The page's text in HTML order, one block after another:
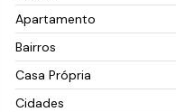
Apartamento
Bairros
Casa Própria
Cidades